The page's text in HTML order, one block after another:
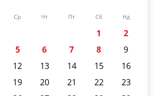
Ср Чт Пт Сб Нд
1
2
5 6 7 8
9
12 13 14 15
16
19 20 21 22
23